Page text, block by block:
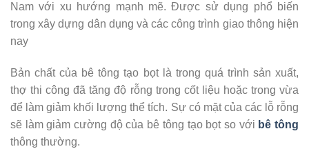
Nam với xu hướng mạnh mẽ. Được sử dụng phổ biến
trong xây dựng dân dụng và các công trình giao thông hiện
nay
Bản chất của bê tông tạo bọt là trong quá trình sản xuất,
thợ thi công đã tăng độ rỗng trong cốt liệu hoặc trong vừa
để làm giảm khối lượng thể tích. Sự có mặt của các lỗ rỗng
sẽ làm giảm cường độ của bê tông tạo bọt so với bê tông
thông thường.